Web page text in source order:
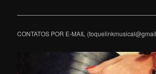
CONTATOS POR E-MAIL